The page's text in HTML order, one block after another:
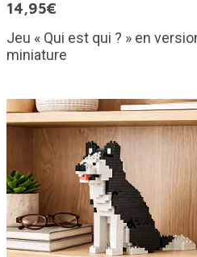
14,95€
Jeu « Qui est qui ? » en
miniature